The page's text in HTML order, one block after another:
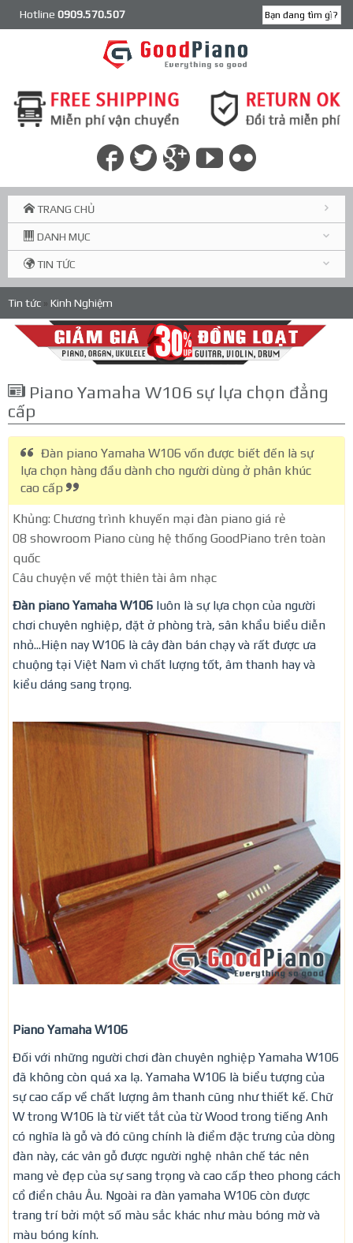
Hotline 0909.570.507
TRANG CHỦ
DANH MỤC
TIN TỨC
Tin tức » Kinh Nghiệm
Piano Yamaha W106 sự lựa chọn đẳng
cấp
Đàn piano Yamaha W106 vốn được biết đến là sự
lựa chọn hàng đầu dành cho người dùng ở phân khúc
cao cấp
Khủng: Chương trình khuyến mại đàn piano giá rẻ
08 showroom Piano cùng hệ thống GoodPiano trên toàn
quốc
Câu chuyện về một thiên tài âm nhạc
Đàn piano Yamaha W106 luôn là sự lựa chọn của người
chơi chuyên nghiệp, đặt ở phòng trà, sân khẩu biểu diễn
nhỏ...Hiện nay W106 là cây đàn bán chạy và rất được ưa
chuộng tại Việt Nam vì chất lượng tốt, âm thanh hay và
kiểu dáng sang trọng.
Piano Yamaha W106
Đối với những người chơi đàn chuyên nghiệp Yamaha W106
đã không còn quá xa lạ. Yamaha W106 là biểu tượng của
sự cao cấp về chất lượng âm thanh cũng như thiết kế. Chữ
W trong W106 là từ viết tắt của từ Wood trong tiếng Anh
có nghĩa là gỗ và đó cũng chính là điểm đặc trưng của dòng
đàn này, các vân gỗ được người nghệ nhân chế tác nên
mang vẻ đẹp của sự sang trọng và cao cấp theo phong cách
cổ điển châu Âu. Ngoài ra đàn yamaha W106 còn được
trang trí bởi một số màu sắc khác như màu bóng mờ và
màu bóng kính.